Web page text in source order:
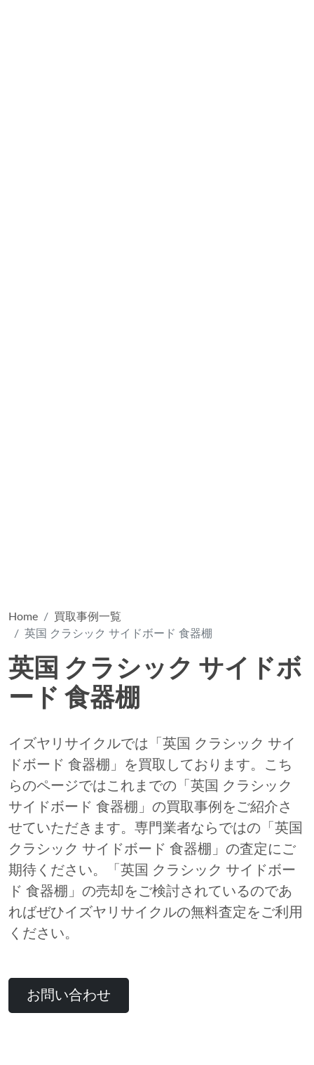
Home
買取事例一覧
英国 クラシック サイドボード 食器棚
英国 クラシック サイドボ
ード 食器棚
イズヤリサイクルでは「英国 クラシック サイ
ドボード 食器棚」を買取しております。こち
らのページではこれまでの「英国 クラシック
サイドボード 食器棚」の買取事例をご紹介さ
せていただきます。専門業者ならではの「英国
クラシック サイドボード 食器棚」の査定にご
期待ください。「英国 クラシック サイドボー
ド 食器棚」の売却をご検討されているのであ
ればぜひイズヤリサイクルの無料査定をご利用
ください。
お問い合わせ